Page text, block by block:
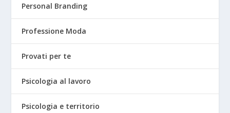
Personal Branding
Professione Moda
Provati per te
Psicologia al lavoro
Psicologia e territorio